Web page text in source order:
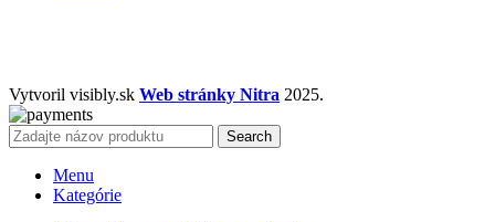
Vytvoril visibly.sk Web stránky Nitra 2025.
Search
Menu
Kategórie